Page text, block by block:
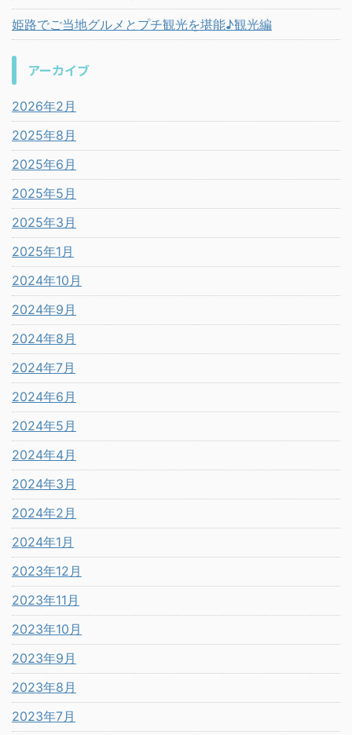
姫路でご当地グルメとプチ観光を堪能♪観光編
アーカイブ
2026年2月
2025年8月
2025年6月
2025年5月
2025年3月
2025年1月
2024年10月
2024年9月
2024年8月
2024年7月
2024年6月
2024年5月
2024年4月
2024年3月
2024年2月
2024年1月
2023年12月
2023年11月
2023年10月
2023年9月
2023年8月
2023年7月